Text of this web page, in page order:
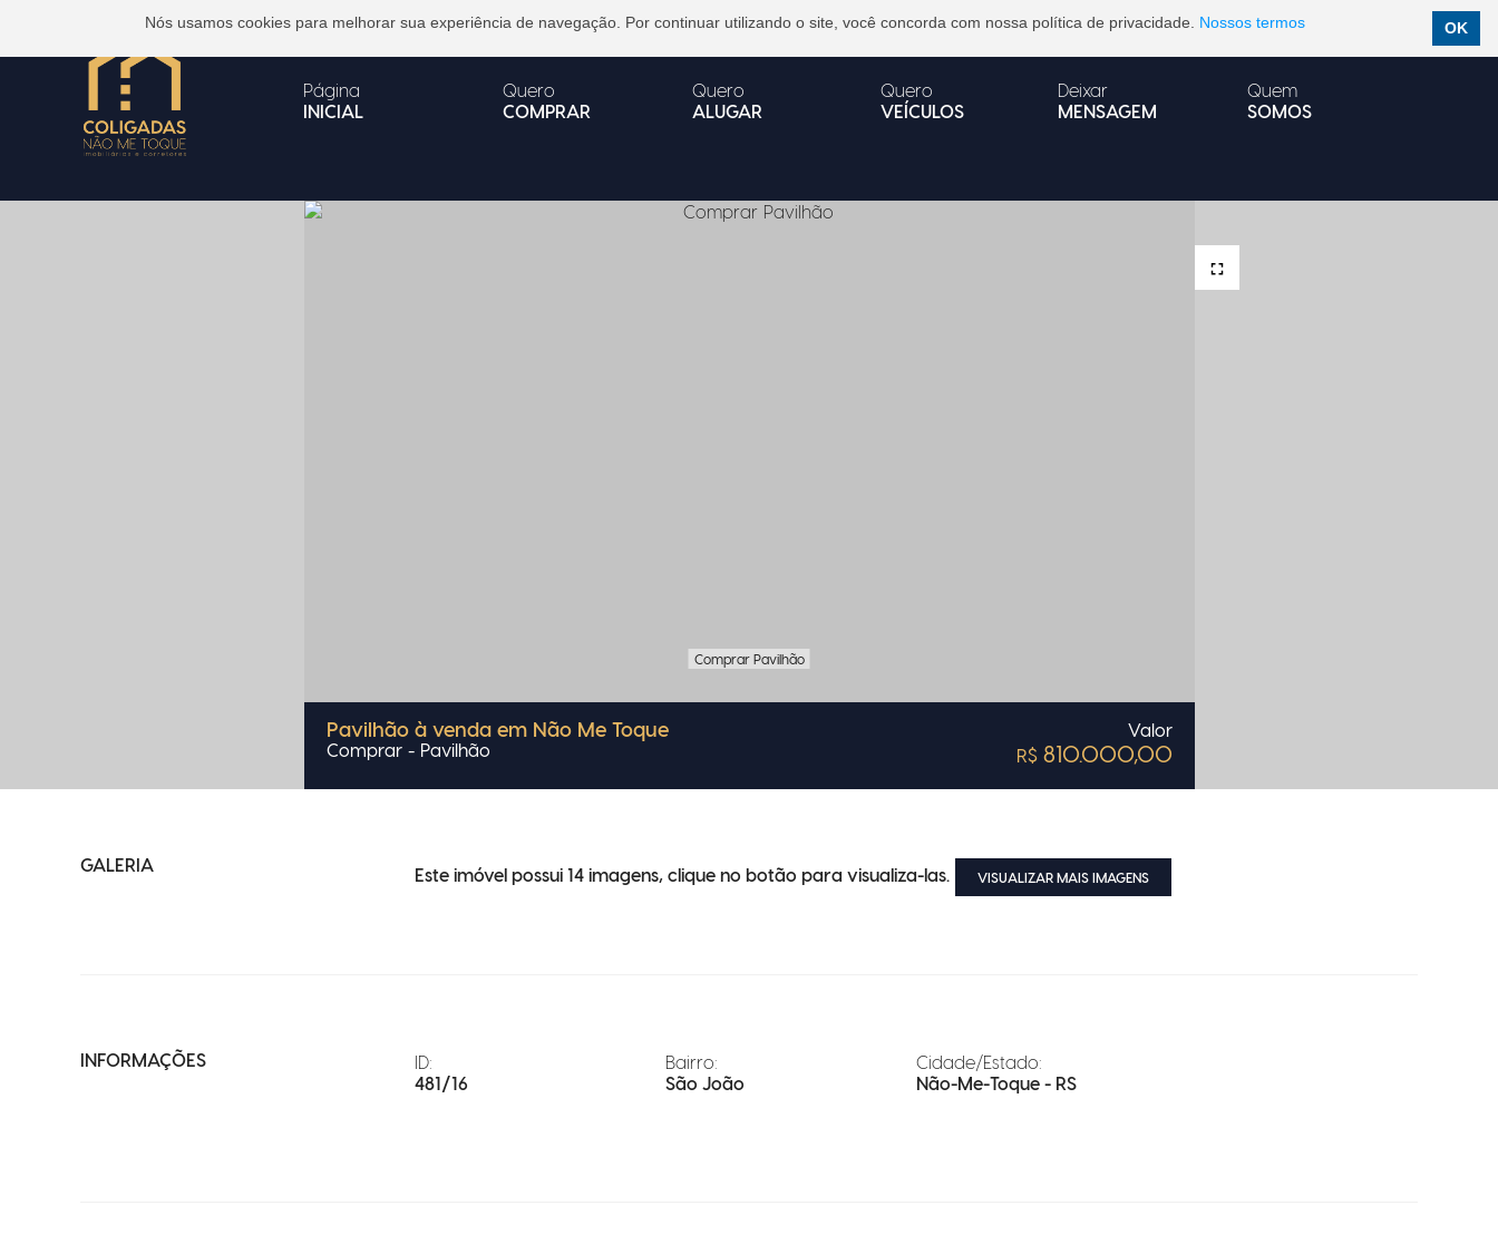
Página
INICIAL
Quero
COMPRAR
Quero
ALUGAR
Quero
VEÍCULOS
Deixar
MENSAGEM
Quem
SOMOS
Pavilhão à venda em Não Me Toque
Comprar - Pavilhão
Valor
R$ 810.000,00
Comprar Pavilhão
GALERIA Este imóvel possui 14 imagens, clique no botão para visualiza-las. VISUALIZAR MAIS IMAGENS
INFORMAÇÕES
ID:
481/16
Bairro:
São João
Cidade/Estado:
Não-Me-Toque - RS
OK
Nós usamos cookies para melhorar sua experiência de navegação. Por continuar utilizando o site, você concorda com nossa política de privacidade. Nossos termos